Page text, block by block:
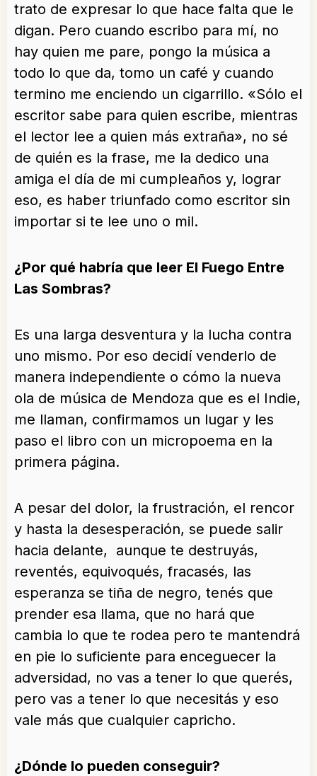
trato de expresar lo que hace falta que le
digan. Pero cuando escribo para mí, no
hay quien me pare, pongo la música a
todo lo que da, tomo un café y cuando
termino me enciendo un cigarrillo. «Sólo el
escritor sabe para quien escribe, mientras
el lector lee a quien más extraña», no sé
de quién es la frase, me la dedico una
amiga el día de mi cumpleaños y, lograr
eso, es haber triunfado como escritor sin
importar si te lee uno o mil.
¿Por qué habría que leer El Fuego Entre
Las Sombras?
Es una larga desventura y la lucha contra
uno mismo. Por eso decidí venderlo de
manera independiente o cómo la nueva
ola de música de Mendoza que es el Indie,
me llaman, confirmamos un lugar y les
paso el libro con un micropoema en la
primera página.
A pesar del dolor, la frustración, el rencor
y hasta la desesperación, se puede salir
hacia delante, aunque te destruyás,
reventés, equivoqués, fracasés, las
esperanza se tiña de negro, tenés que
prender esa llama, que no hará que
cambia lo que te rodea pero te mantendrá
en pie lo suficiente para enceguecer la
adversidad, no vas a tener lo que querés,
pero vas a tener lo que necesitás y eso
vale más que cualquier capricho.
¿Dónde lo pueden conseguir?